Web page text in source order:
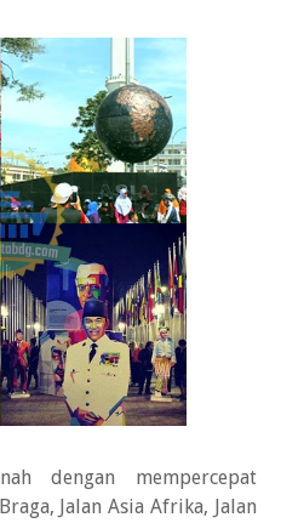
dengan mempercepat
Jalan Asia Afrika, Jalan